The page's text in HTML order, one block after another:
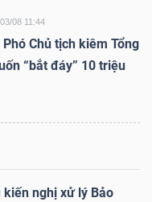
03/08 11:44
Chủ tịch kiêm Tổng
“bắt đáy” 10 triệu
nghị xử lý Bảo